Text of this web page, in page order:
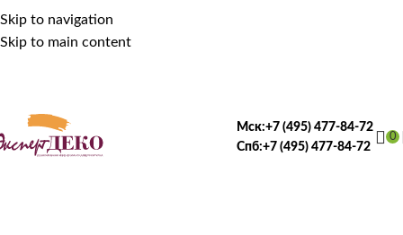
Skip to navigation
Skip to main content
Мск:+7 (495) 477-84-72
Спб:+7 (495) 477-84-72
0